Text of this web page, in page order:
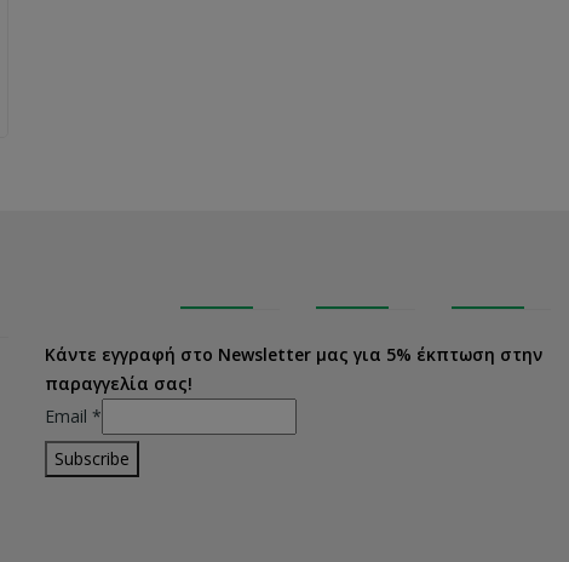
Κάντε εγγραφή στο Newsletter μας για 5% έκπτωση στην
παραγγελία σας!
Email *